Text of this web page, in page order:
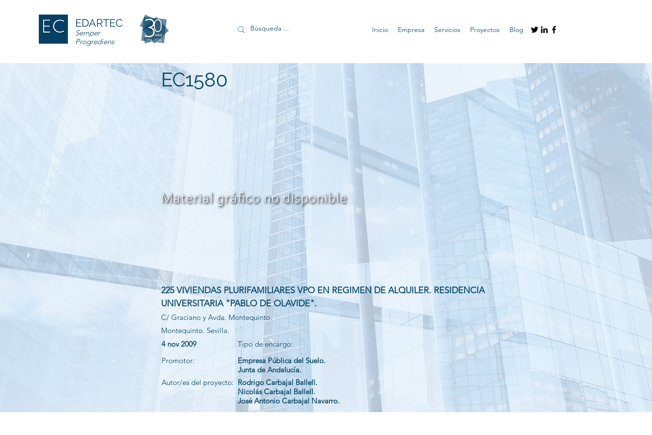
EDARTEC
Semper
Progrediens
Inicio Empresa Servicios Proyectos Blog
EC1580
225 VIVIENDAS PLURIFAMILIARES VPO EN REGIMEN DE ALQUILER. RESIDENCIA
UNIVERSITARIA "PABLO DE OLAVIDE".
C/ Graciano y Avda. Montequinto.
Montequinto. Sevilla.
4 nov 2009
Promotor:
Autor/es del proyecto:
Tipo de encargo:
Empresa Pública del Suelo.
Junta de Andalucía.
Rodrigo Carbajal Ballell.
Nicolás Carbajal Ballell.
José Antonio Carbajal Navarro.